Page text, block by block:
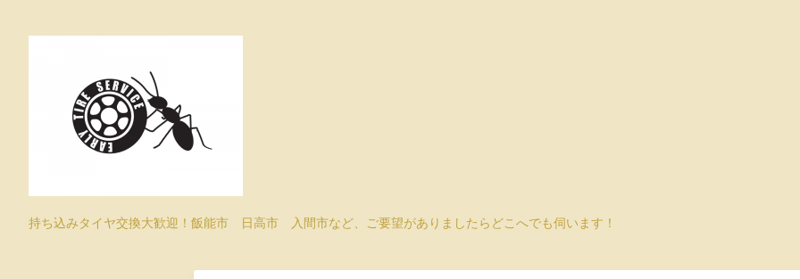
持ち込みタイヤ交換大歓迎！飯能市 日高市 入間市など、ご要望がありましたらどこへでも伺います！